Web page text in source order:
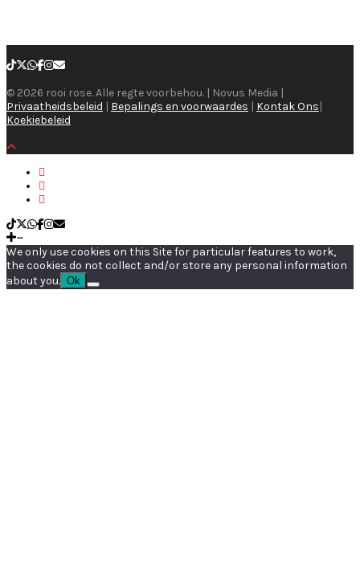
© 2026 rooi rose. Alle regte voorbehou. | Novus Media |
Privaatheidsbeleid | Bepalings en voorwaardes | Kontak Ons|
Koekiebeleid
We only use cookies on this Site for particular features to work,
the cookies do not collect and/or store any personal information
about you. Ok